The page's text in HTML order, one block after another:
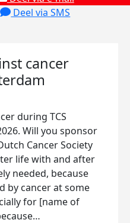
Deel via SMS
cancer
during TCS
Will you sponsor
Cancer Society
life with and after
needed, because
by cancer at some
for [name of